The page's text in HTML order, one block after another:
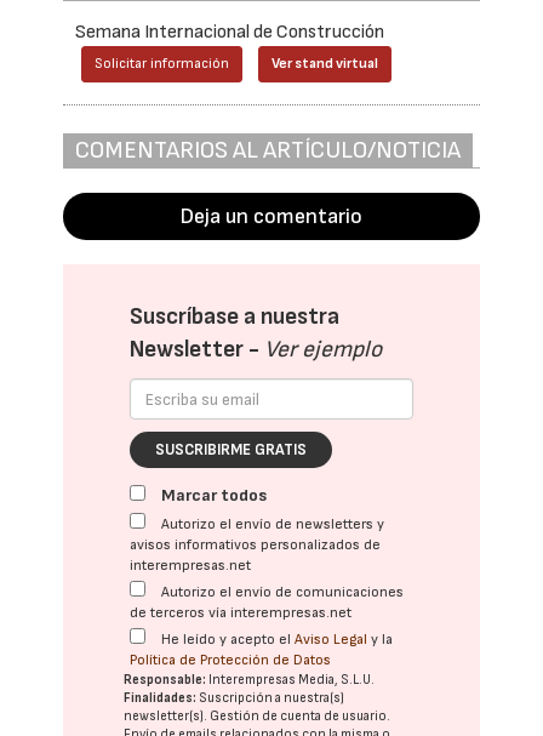
Semana Internacional de Construcción
Solicitar información Ver stand virtual
COMENTARIOS AL ARTÍCULO/NOTICIA
Deja un comentario
Suscríbase a nuestra
Newsletter - Ver ejemplo
SUSCRIBIRME GRATIS
Marcar todos
Autorizo el envío de newsletters y
avisos informativos personalizados de
interempresas.net
Autorizo el envío de comunicaciones
de terceros vía interempresas.net
He leído y acepto elAviso Legal y la
Política de Protección de Datos
Responsable: Interempresas Media, S.L.U.
Finalidades: Suscripción a nuestra(s)
newsletter(s). Gestión de cuenta de usuario.